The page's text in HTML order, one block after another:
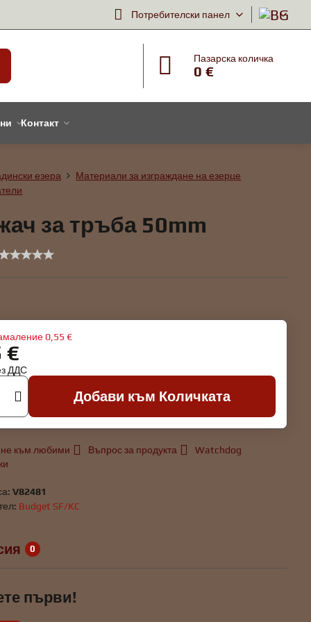
Потребителски панел
Пазарска количка
0 €
Контакт
езера
Материали за изграждане на езерце
за тръба 50mm
0,55 €
€
ДДС
Добави към Количката
към любими Въпрос за продукта
Watchdog
V82481
Budget SF/KC
0
първи!